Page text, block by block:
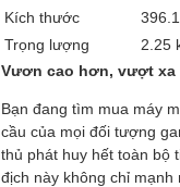
Kích thước
Trọng lượng
2.25
Vươn cao hơn, vượt xa
Bạn đang tìm mua máy
cầu của mọi đối tượng
thủ phát huy hết toàn bộ
địch này không chỉ